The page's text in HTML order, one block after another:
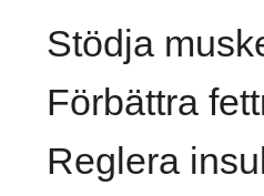
Stödja
Förbättra
Reglera